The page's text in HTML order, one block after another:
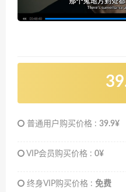
普通用户购买价格 : 39.9¥
VIP会员购买价格 : 0¥
终身VIP购买价格 : 免费